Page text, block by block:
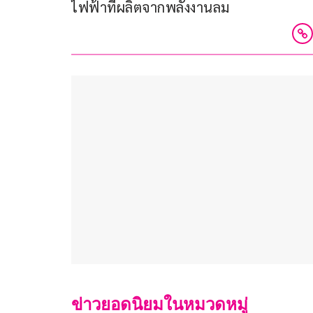
ไฟฟ้าที่ผลิตจากพลังงานลม
ข่าวยอดนิยมในหมวดหมู่